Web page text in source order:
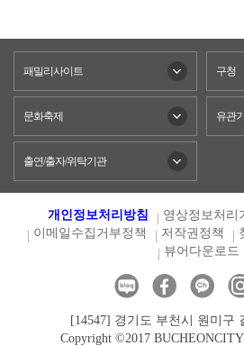
패밀리사이트 구청
문화축제 유관
출연/출자/위탁기관
개인정보처리방침
영상정보처리
이메일수집거부정책
저작권정책
뷰어다운로드
[14547] 경기도 부천시 원미구
Copyright ©2017